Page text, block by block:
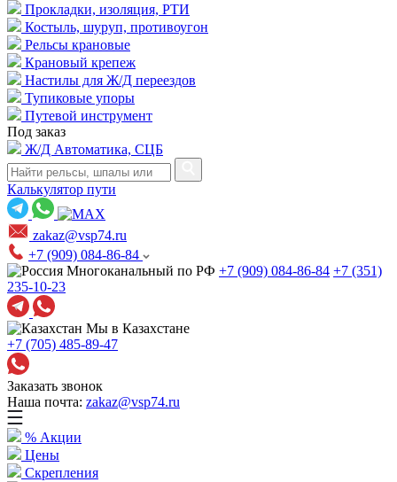
Прокладки, изоляция, РТИ
Костыль, шуруп, противоугон
Рельсы крановые
Крановый крепеж
Настилы для Ж/Д переездов
Тупиковые упоры
Путевой инструмент
Под заказ
Ж/Д Автоматика, СЦБ
Калькулятор пути
zakaz@vsp74.ru
+7 (909) 084-86-84
Многоканальный по РФ +7 (909) 084-86-84 +7 (351)
235-10-23
Мы в Казахстане
+7 (705) 485-89-47
Заказать звонок
Наша почта: zakaz@vsp74.ru
% Акции
Цены
Скрепления